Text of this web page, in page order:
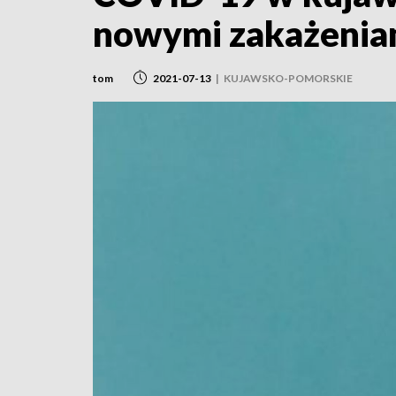
nowymi
tom 2021-07-13 | KUJAWSKO-POMORSKIE